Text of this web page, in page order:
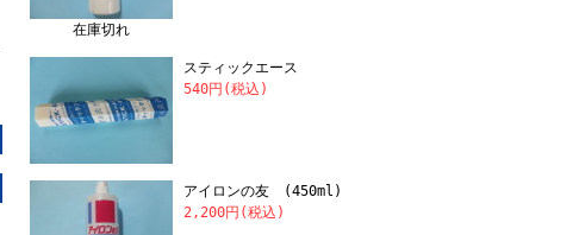
在庫切れ
スティックエース
540円(税込)
アイロンの友 (450ml)
2,200円(税込)